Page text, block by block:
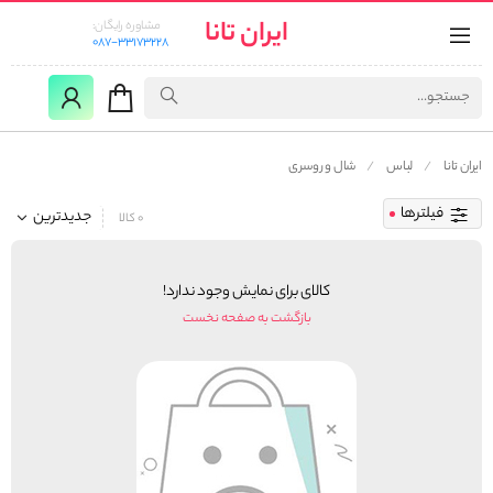
ایران تانا
مشاوره رایگان:
087-33173228
ایران تانا لباس شال و روسری
فیلترها جدیدترین 0 کالا
کالای برای نمایش وجود ندارد!
بازگشت به صفحه نخست